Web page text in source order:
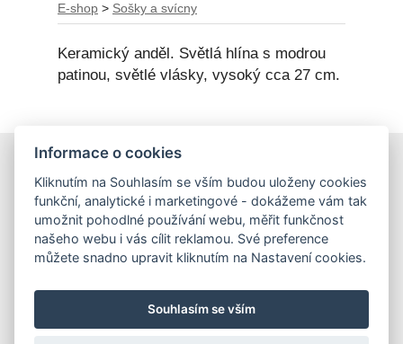
E-shop > Sošky a svícny
Keramický anděl. Světlá hlína s modrou
patinou, světlé vlásky, vysoký cca 27 cm.
Obchodní podmínky
Podmínky ochrany osobních údajů
Hrnečky
Ateliér Hrnečky
Informace o cookies
Kliknutím na Souhlasím se vším budou uloženy cookies
funkční, analytické i marketingové - dokážeme vám tak
umožnit pohodlné používání webu, měřit funkčnost
našeho webu i vás cílit reklamou. Své preference
můžete snadno upravit kliknutím na Nastavení cookies.
Souhlasím se vším